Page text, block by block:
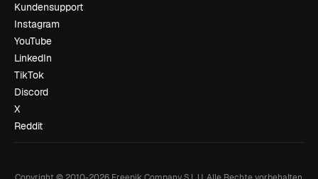
Kundensupport
Instagram
YouTube
LinkedIn
TikTok
Discord
X
Reddit